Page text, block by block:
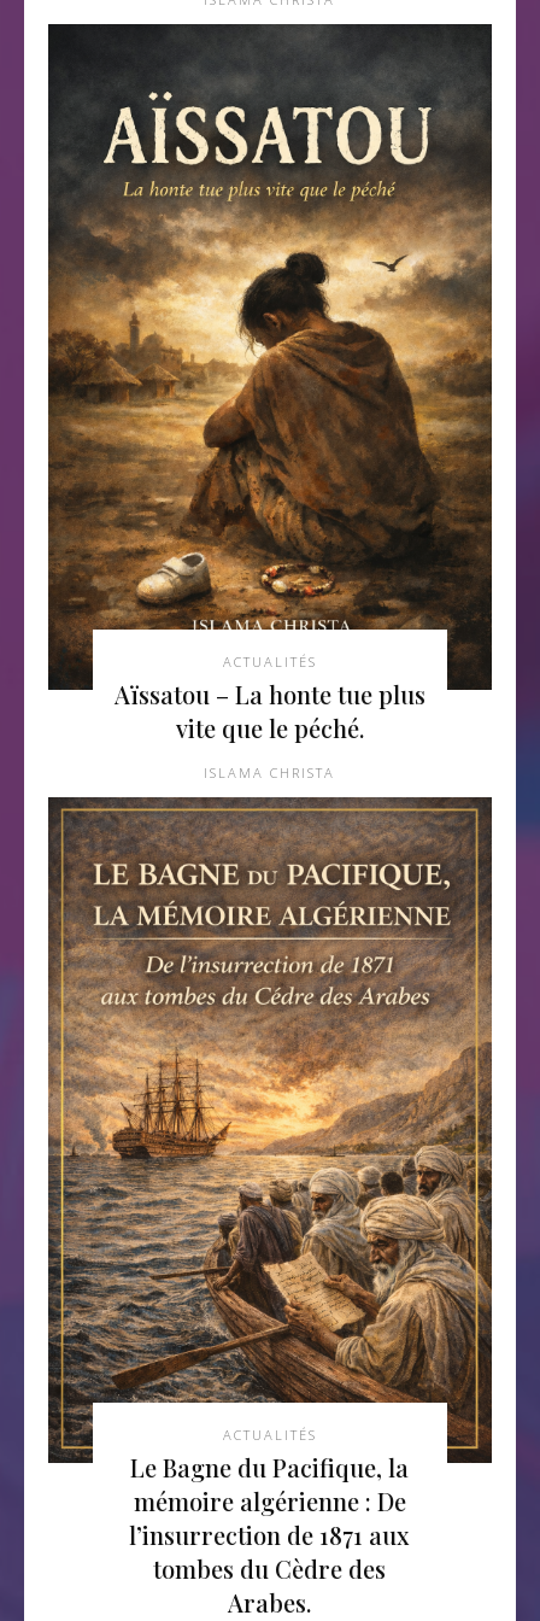
ACTUALITÉS
Aïssatou – La honte tue plus
vite que le péché.
ISLAMA CHRISTA
ACTUALITÉS
Le Bagne du Pacifique, la
mémoire algérienne : De
l’insurrection de 1871 aux
tombes du Cèdre des
Arabes.